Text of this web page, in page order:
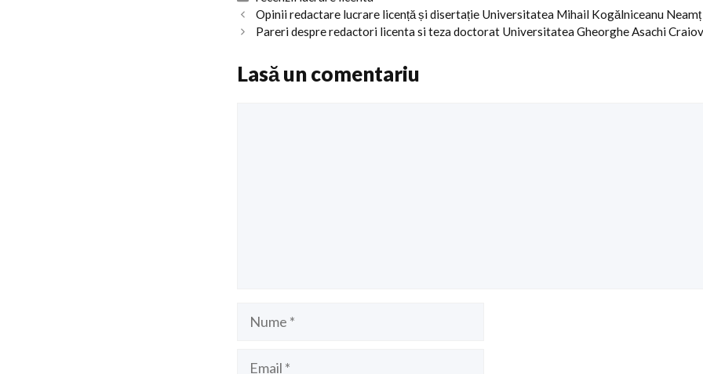
Opinii redactare lucrare licență și disertație Universitatea Mihail Kogălniceanu Neamț
Pareri despre redactori licenta si teza doctorat Universitatea Gheorghe Asachi
Lasă un comentariu